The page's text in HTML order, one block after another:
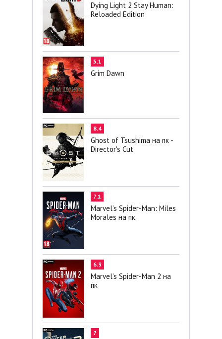
Dying Light 2 Stay Human:
Reloaded Edition
5.1
Grim Dawn
8.4
Ghost of Tsushima на пк -
Director's Cut
7.1
Marvel’s Spider-Man: Miles
Morales на пк
6.3
Marvel’s Spider-Man 2 на
пк
7